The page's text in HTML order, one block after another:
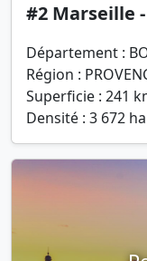
#2 Marseille -
Département :
Région :
Superficie : 241
Densité : 3 672